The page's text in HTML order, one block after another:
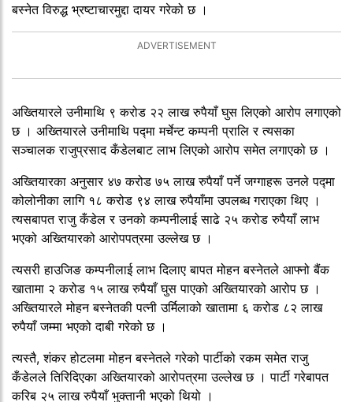
बस्नेत विरुद्ध भ्रष्टाचारमुद्दा दायर गरेको छ ।
अख्तियारले उनीमाथि ९ करोड २२ लाख रुपैयाँ घुस लिएको आरोप लगाएको
छ । अख्तियारले उनीमाथि पद्मा मर्चेन्ट कम्पनी प्रालि र त्यसका
सञ्चालक राजुप्रसाद कँडेलबाट लाभ लिएको आरोप समेत लगाएको छ ।
अख्तियारका अनुसार ४७ करोड ७५ लाख रुपैयाँ पर्ने जग्गाहरू उनले पद्मा
कोलोनीका लागि १८ करोड ९४ लाख रुपैयाँमा उपलब्ध गराएका थिए ।
त्यसबापत राजु कँडेल र उनको कम्पनीलाई साढे २५ करोड रुपैयाँ लाभ
भएको अख्तियारको आरोपपत्रमा उल्लेख छ ।
त्यसरी हाउजिङ कम्पनीलाई लाभ दिलाए बापत मोहन बस्नेतले आफ्नो बैंक
खातामा २ करोड १५ लाख रुपैयाँ घुस पाएको अख्तियारको आरोप छ ।
अख्तियारले मोहन बस्नेतकी पत्नी उर्मिलाको खातामा ६ करोड ८२ लाख
रुपैयाँ जम्मा भएको दाबी गरेको छ ।
त्यस्तै, शंकर होटलमा मोहन बस्नेतले गरेको पार्टीको रकम समेत राजु
कँडेलले तिरिदिएका अख्तियारको आरोपत्रमा उल्लेख छ । पार्टी गरेबापत
करिब २५ लाख रुपैयाँ भुक्तानी भएको थियो ।